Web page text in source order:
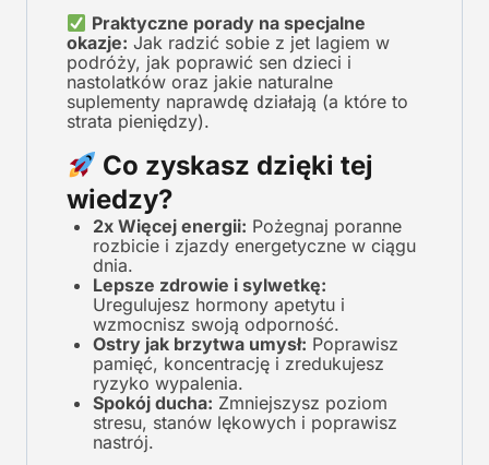
Praktyczne porady na specjalne
okazje: Jak radzić sobie z jet lagiem w
podróży, jak poprawić sen dzieci i
nastolatków oraz jakie naturalne
suplementy naprawdę działają (a które to
strata pieniędzy).
Co zyskasz dzięki tej
wiedzy?
2x Więcej energii: Pożegnaj poranne
rozbicie i zjazdy energetyczne w ciągu
dnia.
Lepsze zdrowie i sylwetkę:
Uregulujesz hormony apetytu i
wzmocnisz swoją odporność.
Ostry jak brzytwa umysł: Poprawisz
pamięć, koncentrację i zredukujesz
ryzyko wypalenia.
Spokój ducha: Zmniejszysz poziom
stresu, stanów lękowych i poprawisz
nastrój.